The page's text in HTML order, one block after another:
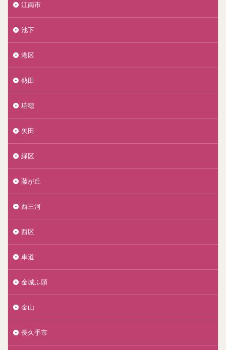
江南市
池下
港区
熱田
瑞穂
矢田
緑区
藤が丘
西三河
西区
車道
金城ふ頭
金山
長久手市